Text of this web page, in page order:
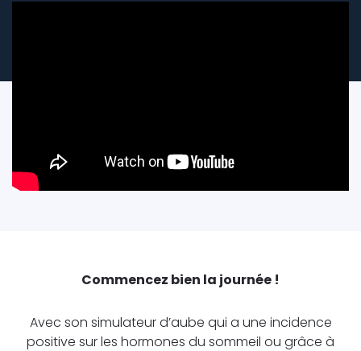
Commencez bien la journée !
Avec son simulateur d’aube qui a une incidence
positive sur les hormones du sommeil ou grâce à